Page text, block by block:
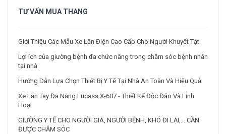
TƯ VẤN MUA THANG
Giới Thiệu Các Mẫu Xe Lăn Điện Cao Cấp Cho Người Khuyết Tật
Lợi ích của giường bệnh đa chức năng trong chăm sóc bệnh nhân
tại nhà
Hướng Dẫn Lựa Chọn Thiết Bị Y Tế Tại Nhà An Toàn Và Hiệu Quả
Xe Lăn Tay Đa Năng Lucass X-607 - Thiết Kế Độc Đáo Và Linh
Hoạt
GIƯỜNG Y TẾ CHO NGƯỜI GIÀ, NGƯỜI BỆNH, KHÓ ĐI LẠI,... CẦN
ĐƯỢC CHĂM SÓC